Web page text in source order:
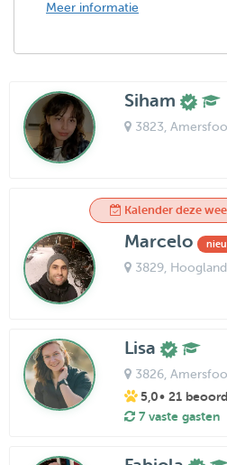
Meer informatie
Siham
3823 ,
Kalender deze
Marcelo
3829,
Lisa
3826,
5,0• 21
7 vaste gasten